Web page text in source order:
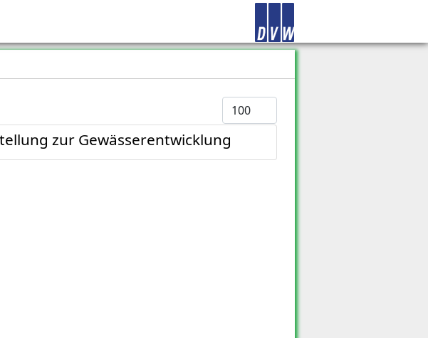
Anzeige #
zur Gewässerentwicklung